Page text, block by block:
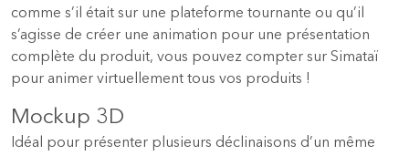
comme s’il était sur une plateforme tournante ou qu’il
s’agisse de créer une animation pour une présentation
complète du produit, vous pouvez compter sur Simataï
pour animer virtuellement tous vos produits !
Mockup 3D
Idéal pour présenter plusieurs déclinaisons d’un même